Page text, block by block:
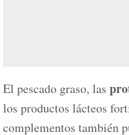
El pescado graso, las
los productos lácteos
complementos también